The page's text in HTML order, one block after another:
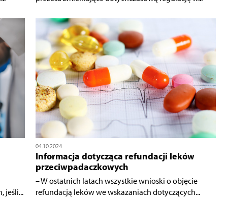
jeśli...
04.10.2024
Informacja dotycząca refundacji leków
przeciwpadaczkowych
– W ostatnich latach wszystkie wnioski o objęcie
refundacją leków we wskazaniach dotyczących...